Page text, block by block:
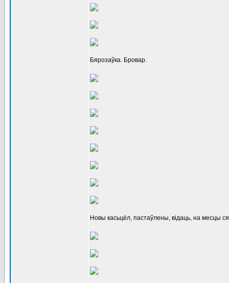
Бярозаўка. Бровар.
Новы касьцёл, пастаўлены, відаць, на месцы